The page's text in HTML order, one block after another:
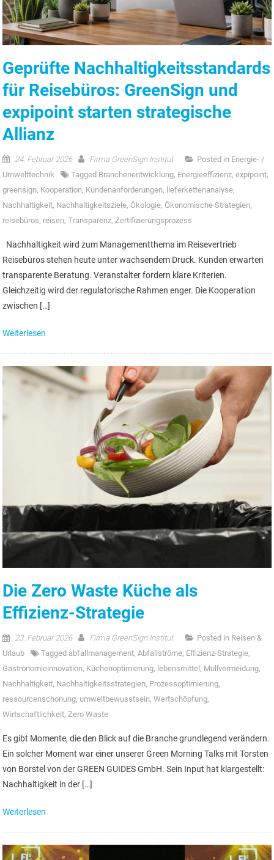
Geprüfte Nachhaltigkeitsstandards
für Reisebüros: GreenSign und
expipoint starten strategische
Allianz
24. Februar 2026 Firma GreenSign Institut Posted in Energie- /
Umwelttechnik
Tagged Branchenentwicklung, Energieeffizienz,expipoint,
greensign, Kooperation, Kundenanforderungen, lieferkettenanalyse,
Nachhaltigkeit, Nachhaltigkeitsziele,Ökologie,Ökonomische Strategien,
reisebüros, reisen,Transparenz,Zertifizierungsprozess
Nachhaltigkeit wird zum Managementthema im Reisevertrieb
Reisebüros stehen heute unter wachsendem Druck. Kunden erwarten
transparente Beratung. Veranstalter fordern klare Kriterien.
Gleichzeitig wird der regulatorische Rahmen enger. Die Kooperation
zwischen […]
Weiterlesen
Die Zero Waste Küche als
Effizienz-Strategie
23. Februar 2026 Firma GreenSign Institut Posted in Reisen &
Urlaub
Tagged abfallmanagement, Abfallströme, Effizienz-Strategie,
Gastronomieinnovation, Küchenoptimierung, lebensmittel, Müllvermeidung,
Nachhaltigkeit, Nachhaltigkeitsstrategien, Prozessoptimierung,
ressourcenschonung, umweltbewusstsein,Wertschöpfung,
Wirtschaftlichkeit,Zero Waste
Es gibt Momente, die den Blick auf die Branche grundlegend verändern.
Ein solcher Moment war einer unserer Green Morning Talks mit Torsten
von Borstel von der GREEN GUIDES GmbH. Sein Input hat klargestellt:
Nachhaltigkeit in der […]
Weiterlesen